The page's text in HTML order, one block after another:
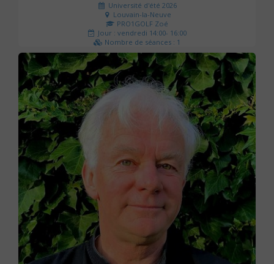
Université d'été 2026
Louvain-la-Neuve
PRO1GOLF Zoé
Jour : vendredi 14:00- 16:00
Nombre de séances : 1
45 €